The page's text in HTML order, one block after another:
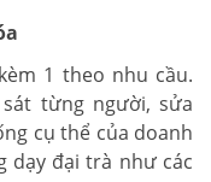
1 theo nhu cầu.
từng người, sửa
cụ thể của doanh
dạy đại trà như các